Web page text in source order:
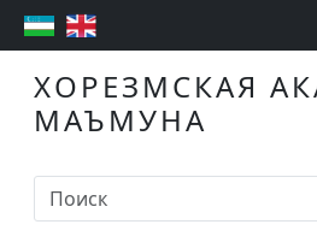
ХОРЕЗМСКАЯ
МАЪМУНА